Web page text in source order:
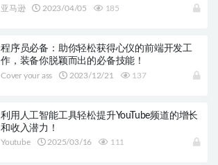
亚马逊 2023/04/05 185
程序员必备：助你轻松获得心仪的前端开发工
作，装备你脱颖而出的必备技能！
Cover your ass 2023/12/21 137
利用人工智能工具轻松提升YouTube频道的增长
和收入潜力！
Youtube 2025/03/16 111